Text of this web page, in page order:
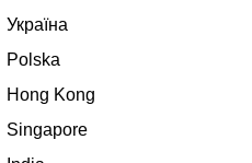
Україна
Polska
Hong Kong
Singapore